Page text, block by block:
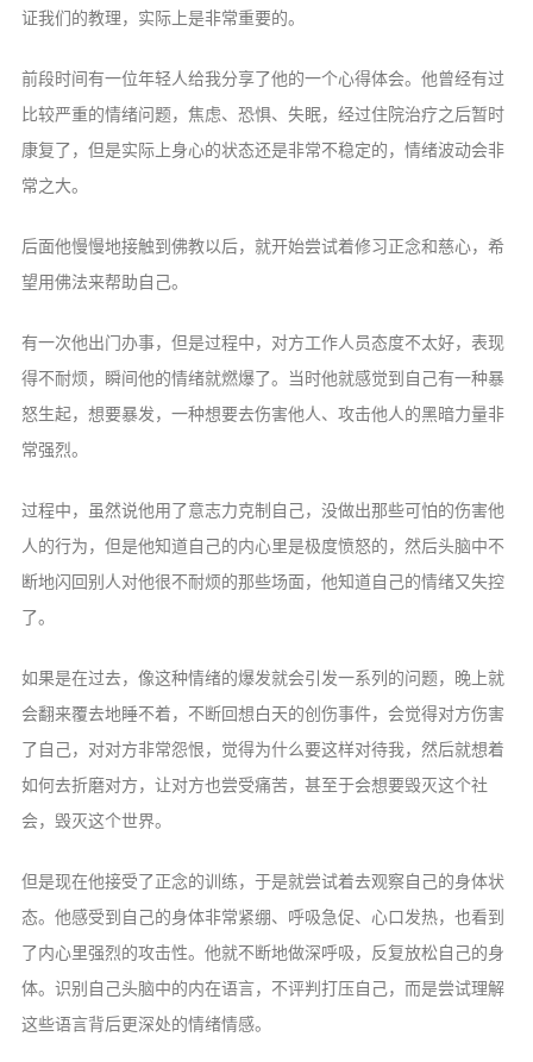
皈依斋戒
义工家园
观世音热线
菩提静修营
教理研究
信息公告
戒幢论坛
西园风光
证我们的教理，实际上是非常重要的。
前段时间有一位年轻人给我分享了他的一个心得体会。他曾经有过
比较严重的情绪问题，焦虑、恐惧、失眠，经过住院治疗之后暂时
康复了，但是实际上身心的状态还是非常不稳定的，情绪波动会非
常之大。
后面他慢慢地接触到佛教以后，就开始尝试着修习正念和慈心，希
望用佛法来帮助自己。
有一次他出门办事，但是过程中，对方工作人员态度不太好，表现
得不耐烦，瞬间他的情绪就燃爆了。当时他就感觉到自己有一种暴
怒生起，想要暴发，一种想要去伤害他人、攻击他人的黑暗力量非
常强烈。
过程中，虽然说他用了意志力克制自己，没做出那些可怕的伤害他
人的行为，但是他知道自己的内心里是极度愤怒的，然后头脑中不
断地闪回别人对他很不耐烦的那些场面，他知道自己的情绪又失控
了。
如果是在过去，像这种情绪的爆发就会引发一系列的问题，晚上就
会翻来覆去地睡不着，不断回想白天的创伤事件，会觉得对方伤害
了自己，对对方非常怨恨，觉得为什么要这样对待我，然后就想着
如何去折磨对方，让对方也尝受痛苦，甚至于会想要毁灭这个社
会，毁灭这个世界。
但是现在他接受了正念的训练，于是就尝试着去观察自己的身体状
态。他感受到自己的身体非常紧绷、呼吸急促、心口发热，也看到
了内心里强烈的攻击性。他就不断地做深呼吸，反复放松自己的身
体。识别自己头脑中的内在语言，不评判打压自己，而是尝试理解
这些语言背后更深处的情绪情感。